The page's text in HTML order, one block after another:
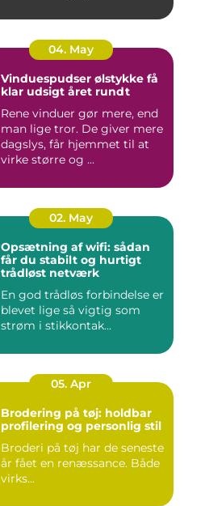
04. May
Vinduespudser ølstykke få
klar udsigt året rundt
Rene vinduer gør mere, end
man lige tror. De giver mere
dagslys, får hjemmet til at
virke større og ...
02. May
Opsætning af wifi: sådan
får du stabilt og hurtigt
trådløst netværk
En god trådløs forbindelse er
blevet lige så vigtig som
strøm i stikkontak...
05. Apr
Brodering på tøj: holdbar
profilering og personlig stil
Broderi på tøj har de seneste
år fået en renæssance. Både
virks...